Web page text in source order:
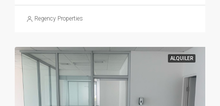
Regency Properties
ALQUILER